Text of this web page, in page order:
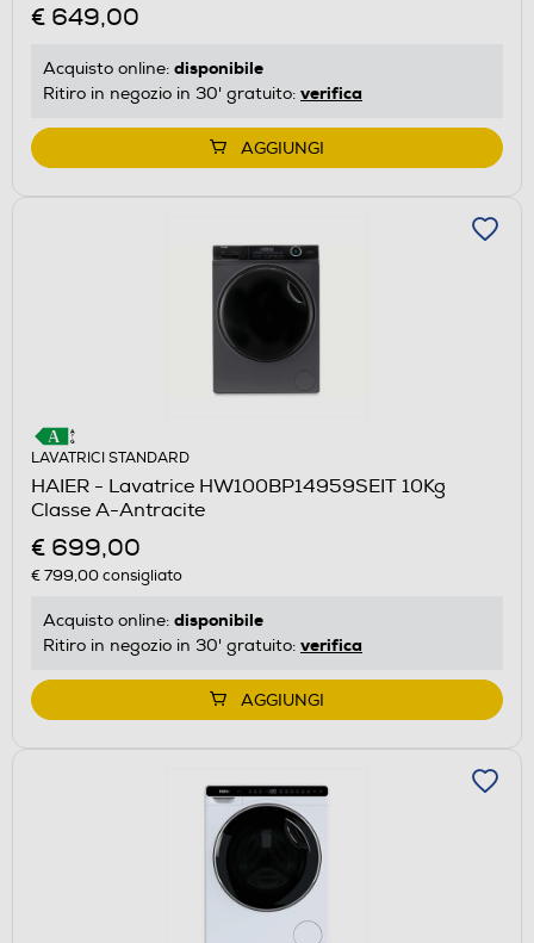
€ 649,00
Acquisto online: disponibile
Ritiro in negozio in 30' gratuito: verifica
AGGIUNGI
LAVATRICI STANDARD
HAIER - Lavatrice HW100BP14959SEIT 10Kg
Classe A-Antracite
€ 699,00
€ 799,00consigliato
Acquisto online: disponibile
Ritiro in negozio in 30' gratuito: verifica
AGGIUNGI